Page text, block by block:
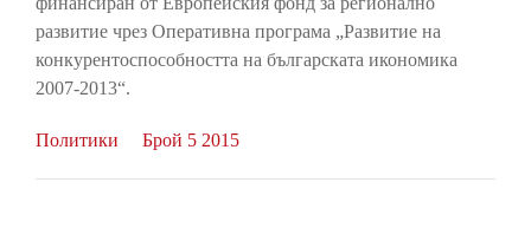
развитие чрез Оперативна програма „Развитие на
конкурентоспособността на българската икономика
2007-2013“.
Политики Брой 5 2015